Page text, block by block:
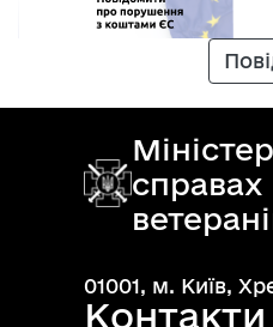
справах
01001, м. Київ,
Контакти